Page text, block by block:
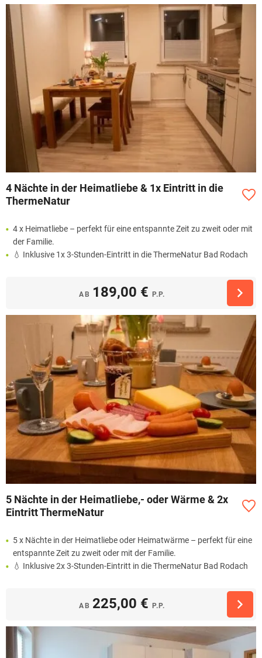
4 Nächte in der Heimatliebe & 1x Eintritt in die
ThermeNatur
4 x Heimatliebe – perfekt für eine entspannte Zeit zu zweit oder mit
der Familie.
💧 Inklusive 1x 3-Stunden-Eintritt in die ThermeNatur Bad Rodach
AB 189,00 € P.P.
5 Nächte in der Heimatliebe,- oder Wärme & 2x
Eintritt ThermeNatur
5 x Nächte in der Heimatliebe oder Heimatwärme – perfekt für eine
entspannte Zeit zu zweit oder mit der Familie.
💧 Inklusive 2x 3-Stunden-Eintritt in die ThermeNatur Bad Rodach
AB 225,00 € P.P.